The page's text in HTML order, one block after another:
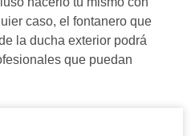
caso, el fontanero que
la ducha exterior podrá
que puedan